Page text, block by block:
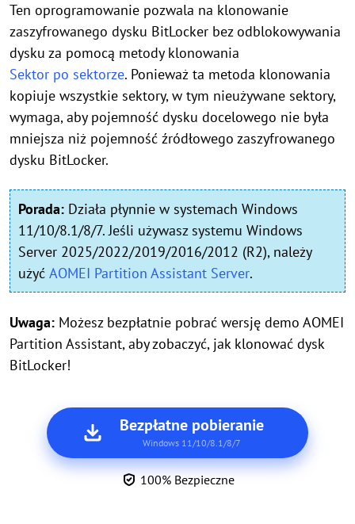
Ten oprogramowanie pozwala na klonowanie
zaszyfrowanego dysku BitLocker bez odblokowywania
dysku za pomocą metody klonowania
Sektor po sektorze. Ponieważ ta metoda klonowania
kopiuje wszystkie sektory, w tym nieużywane sektory,
wymaga, aby pojemność dysku docelowego nie była
mniejsza niż pojemność źródłowego zaszyfrowanego
dysku BitLocker.
Porada: Działa płynnie w systemach Windows
11/10/8.1/8/7. Jeśli używasz systemu Windows
Server 2025/2022/2019/2016/2012 (R2), należy
użyć AOMEI Partition Assistant Server.
Uwaga: Możesz bezpłatnie pobrać wersję demo AOMEI
Partition Assistant, aby zobaczyć, jak klonować dysk
BitLocker!
Bezpłatne pobieranie
Windows 11/10/8.1/8/7
100% Bezpieczne